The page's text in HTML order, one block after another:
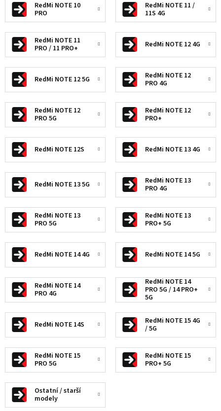
RedMi NOTE 10
PRO
RedMi NOTE 11 /
11S 4G
RedMi NOTE 11
PRO / 11 PRO+
RedMi NOTE 12 4G
RedMi NOTE 12 5G
RedMi NOTE 12
PRO 4G
RedMi NOTE 12
PRO 5G
RedMi NOTE 12
PRO+
RedMi NOTE 12S RedMi NOTE 13 4G
RedMi NOTE 13 5G
RedMi NOTE 13
PRO 4G
RedMi NOTE 13
PRO 5G
RedMi NOTE 13
PRO+ 5G
RedMi NOTE 14 4G RedMi NOTE 14 5G
RedMi NOTE 14
PRO 4G
RedMi NOTE 14
PRO 5G / 14 PRO+
5G
RedMi NOTE 14S
RedMi NOTE 15 4G
/ 5G
RedMi NOTE 15
PRO 5G
RedMi NOTE 15
PRO+ 5G
Ostatní / starší
modely